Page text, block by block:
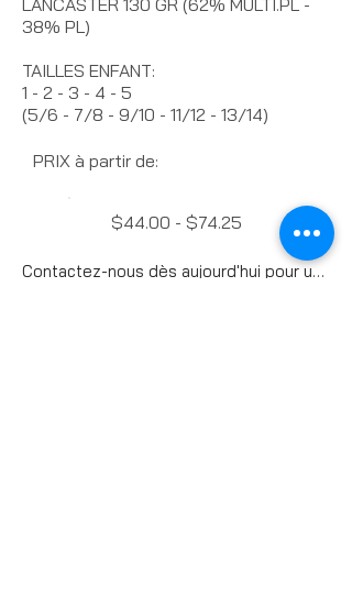
LANCASTER 130 GR (62% MULTI.PL -
38% PL)
TAILLES ENFANT:
1 - 2 - 3 - 4 - 5
(5/6 - 7/8 - 9/10 - 11/12 - 13/14)
PRIX à partir de:
$44.00 - $74.25
Contactez-nous dès aujourd'hui pour un devis